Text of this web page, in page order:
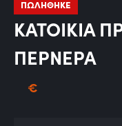
ΠΩΛΗΘΗΚΕ
ΚΑΤΟΙΚΙΑ
ΠΕΡΝΕΡΑ
€